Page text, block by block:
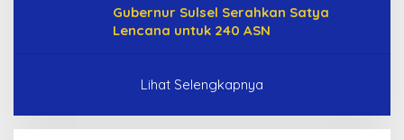
Gubernur Sulsel Serahkan Satya
Lencana untuk 240 ASN
Lihat Selengkapnya